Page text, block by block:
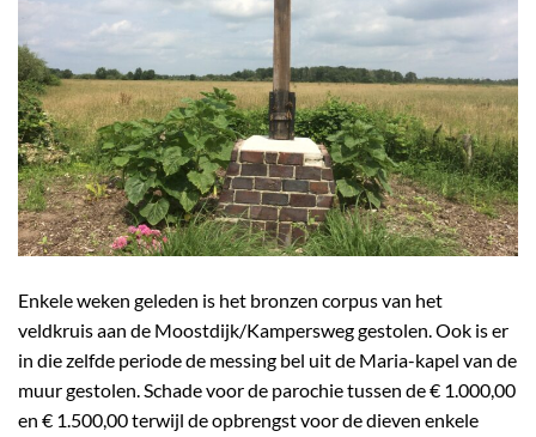
Enkele weken geleden is het bronzen corpus van het
veldkruis aan de Moostdijk/Kampersweg gestolen. Ook is er
in die zelfde periode de messing bel uit de Maria-kapel van de
muur gestolen. Schade voor de parochie tussen de € 1.000,00
en € 1.500,00 terwijl de opbrengst voor de dieven enkele